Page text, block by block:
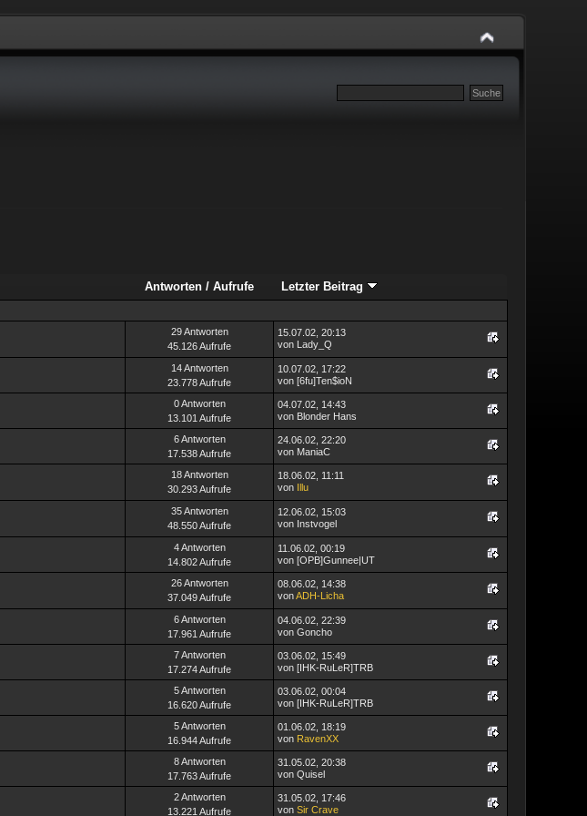
Antworten/ Aufrufe Letzter Beitrag
29 Antworten
45.126 Aufrufe
15.07.02, 20:13
von Lady_Q
14 Antworten
23.778 Aufrufe
10.07.02, 17:22
von [6fu]Ten$ioN
0 Antworten
13.101 Aufrufe
04.07.02, 14:43
von Blonder Hans
6 Antworten
17.538 Aufrufe
24.06.02, 22:20
von ManiaC
18 Antworten
30.293 Aufrufe
18.06.02, 11:11
von Illu
35 Antworten
48.550 Aufrufe
12.06.02, 15:03
von Instvogel
4 Antworten
14.802 Aufrufe
11.06.02, 00:19
von [OPB]Gunnee|UT
26 Antworten
37.049 Aufrufe
08.06.02, 14:38
vonADH-Licha
6 Antworten
17.961 Aufrufe
04.06.02, 22:39
von Goncho
7 Antworten
17.274 Aufrufe
03.06.02, 15:49
von [IHK-RuLeR]TRB
5 Antworten
16.620 Aufrufe
03.06.02, 00:04
von [IHK-RuLeR]TRB
5 Antworten
16.944 Aufrufe
01.06.02, 18:19
von RavenXX
8 Antworten
17.763 Aufrufe
31.05.02, 20:38
von Quisel
2 Antworten
13.221 Aufrufe
31.05.02, 17:46
vonSir Crave